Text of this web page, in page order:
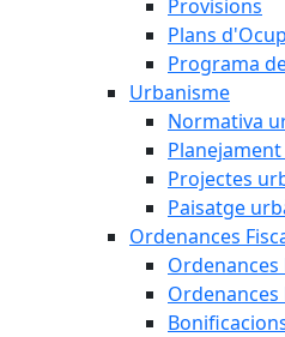
Provisions
Plans
Programa
Urbanisme
Normativa
Projectes
Paisatge
Ordenances
Ordenances
Ordenances